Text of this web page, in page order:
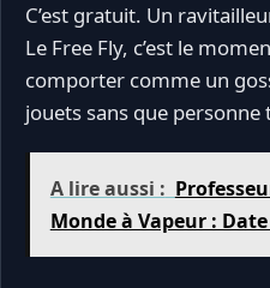
C’est gratuit. Un
Le Free Fly, c’est le
comporter comme un
jouets sans que personne
A lire aussi :
Monde à Vapeur :